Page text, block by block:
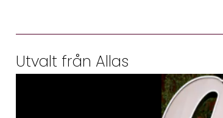
Utvalt från Allas